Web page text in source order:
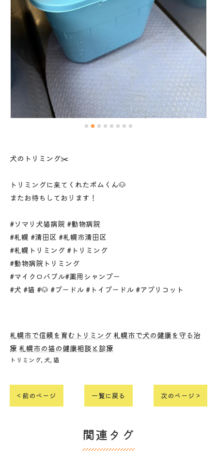
犬のトリミング✂️
トリミングに来てくれたポムくん🐶
またお待ちしております！
#ソマリ犬猫病院 #動物病院
#札幌 #清田区 #札幌市清田区
#札幌トリミング #トリミング
#動物病院トリミング
#マイクロバブル#薬用シャンプー
#犬 #猫 #🐶 #プードル #トイプードル #アプリコット
札幌市で信頼を育むトリミング 札幌市で犬の健康を守る治
療 札幌市の猫の健康相談と診療
トリミング 犬 猫
< 前のページ 一覧に戻る 次のページ >
関連タグ